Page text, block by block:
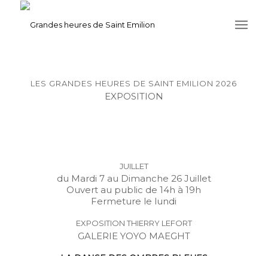
LES GRANDES HEURES DE SAINT EMILION 2026
EXPOSITION
JUILLET
du Mardi 7 au Dimanche 26 Juillet
Ouvert au public de 14h à 19h
Fermeture le lundi
EXPOSITION THIERRY LEFORT
GALERIE YOYO MAEGHT